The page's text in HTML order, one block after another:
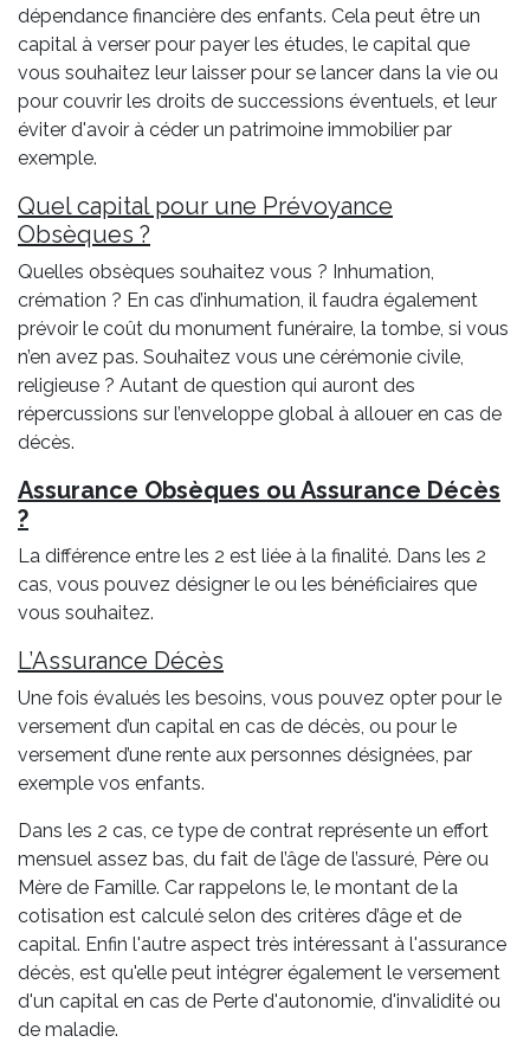
dépendance financière des enfants. Cela peut être un
capital à verser pour payer les études, le capital que
vous souhaitez leur laisser pour se lancer dans la vie ou
pour couvrir les droits de successions éventuels, et leur
éviter d'avoir à céder un patrimoine immobilier par
exemple.
Quel capital pour une Prévoyance
Obsèques ?
Quelles obsèques souhaitez vous ? Inhumation,
crémation ? En cas d’inhumation, il faudra également
prévoir le coût du monument funéraire, la tombe, si vous
n’en avez pas. Souhaitez vous une cérémonie civile,
religieuse ? Autant de question qui auront des
répercussions sur l’enveloppe global à allouer en cas de
décès.
Assurance Obsèques ou Assurance Décès
?
La différence entre les 2 est liée à la finalité. Dans les 2
cas, vous pouvez désigner le ou les bénéficiaires que
vous souhaitez.
L’Assurance Décès
Une fois évalués les besoins, vous pouvez opter pour le
versement d’un capital en cas de décès, ou pour le
versement d’une rente aux personnes désignées, par
exemple vos enfants.
Dans les 2 cas, ce type de contrat représente un effort
mensuel assez bas, du fait de l’âge de l’assuré, Père ou
Mère de Famille. Car rappelons le, le montant de la
cotisation est calculé selon des critères d’âge et de
capital. Enfin l'autre aspect très intéressant à l'assurance
décès, est qu'elle peut intégrer également le versement
d'un capital en cas de Perte d'autonomie, d'invalidité ou
de maladie.